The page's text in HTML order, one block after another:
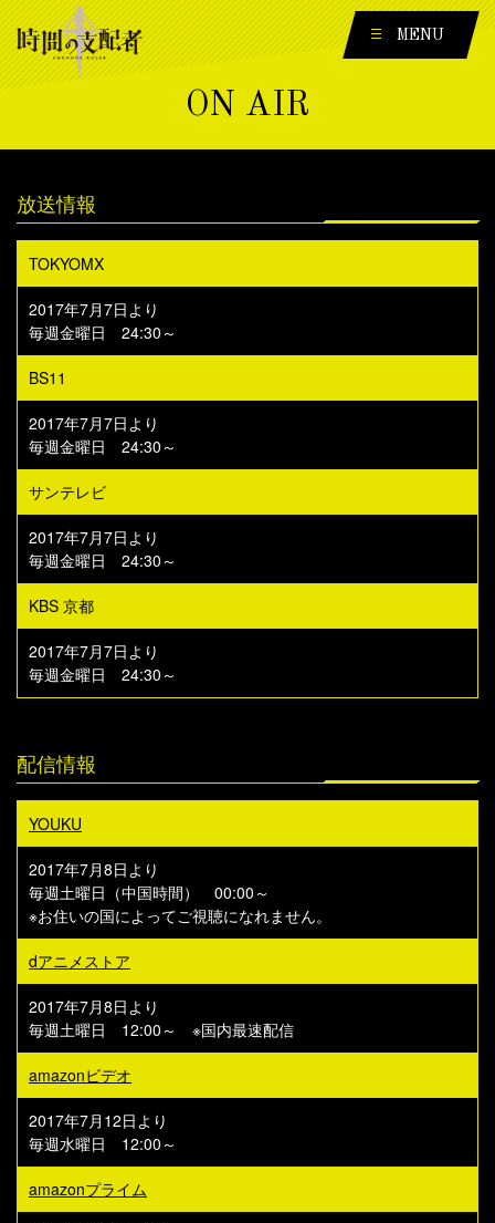
MENU
ON AIR
放送情報
TOKYOMX
2017年7月7日より
毎週金曜日 24:30～
BS11
2017年7月7日より
毎週金曜日 24:30～
サンテレビ
2017年7月7日より
毎週金曜日 24:30～
KBS 京都
2017年7月7日より
毎週金曜日 24:30～
配信情報
YOUKU
2017年7月8日より
毎週土曜日（中国時間） 00:00～
※お住いの国によってご視聴になれません。
dアニメストア
2017年7月8日より
毎週土曜日 12:00～ ※国内最速配信
amazonビデオ
2017年7月12日より
毎週水曜日 12:00～
amazonプライム